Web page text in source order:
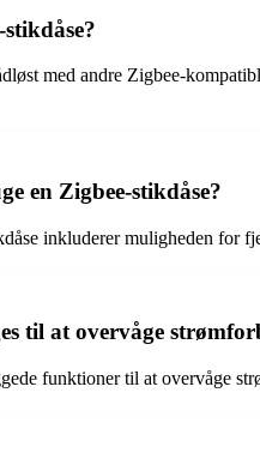
med andre Zigbee-
en Zigbee-stikdåse?
inkluderer muligheden for
til at overvåge
funktioner til at overvåge